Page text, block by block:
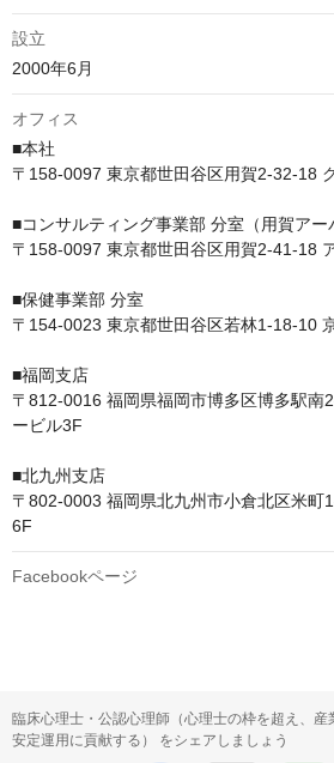
設立
2000年6月
オフィス
■本社
〒158-0097 東京都世田谷区用賀2-32-18
■コンサルティング事業部 分室（用賀ア
〒158-0097 東京都世田谷区用賀2-41-18
■保健事業部 分室
〒154-0023 東京都世田谷区若林1-18-10
■福岡支店
〒812-0016 福岡県福岡市博多区博多駅南
ービル3F
■北九州支店
〒802-0003 福岡県北九州市小倉北区米町
6F
Facebookページ
臨床心理士・公認心理師（心理士の枠を超え、産
安定運用に貢献する） をシェアしましょう